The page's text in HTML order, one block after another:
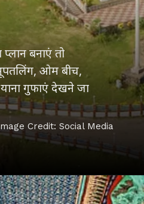
बनाएं तो
ओम बीच,
गुफाएं देखने जा